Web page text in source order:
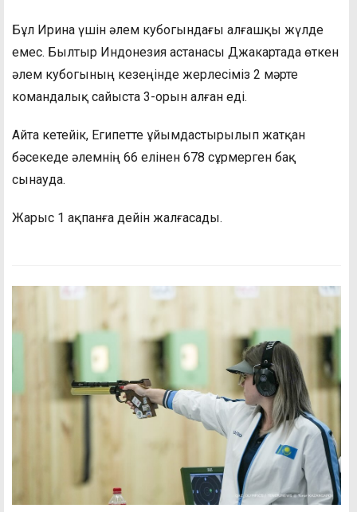
Бұл Ирина үшін әлем кубогындағы алғашқы жүлде
емес. Былтыр Индонезия астанасы Джакартада өткен
әлем кубогының кезеңінде жерлесіміз 2 мәрте
командалық сайыста 3-орын алған еді.
Айта кетейік, Египетте ұйымдастырылып жатқан
бәсекеде әлемнің 66 елінен 678 сұрмерген бақ
сынауда.
Жарыс 1 ақпанға дейін жалғасады.